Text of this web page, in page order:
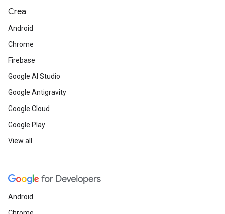
Crea
Android
Chrome
Firebase
Google AI Studio
Google Antigravity
Google Cloud
Google Play
View all
Android